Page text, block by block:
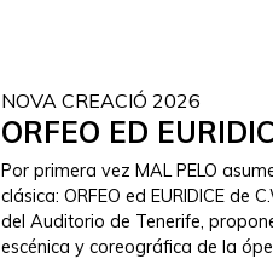
NOVA CREACIÓ 2026
ORFEO ED
Por primera vez MAL PELO
clásica: ORFEO ed EURIDICE de
del Auditorio de Tenerife,
escénica y coreográfica de la